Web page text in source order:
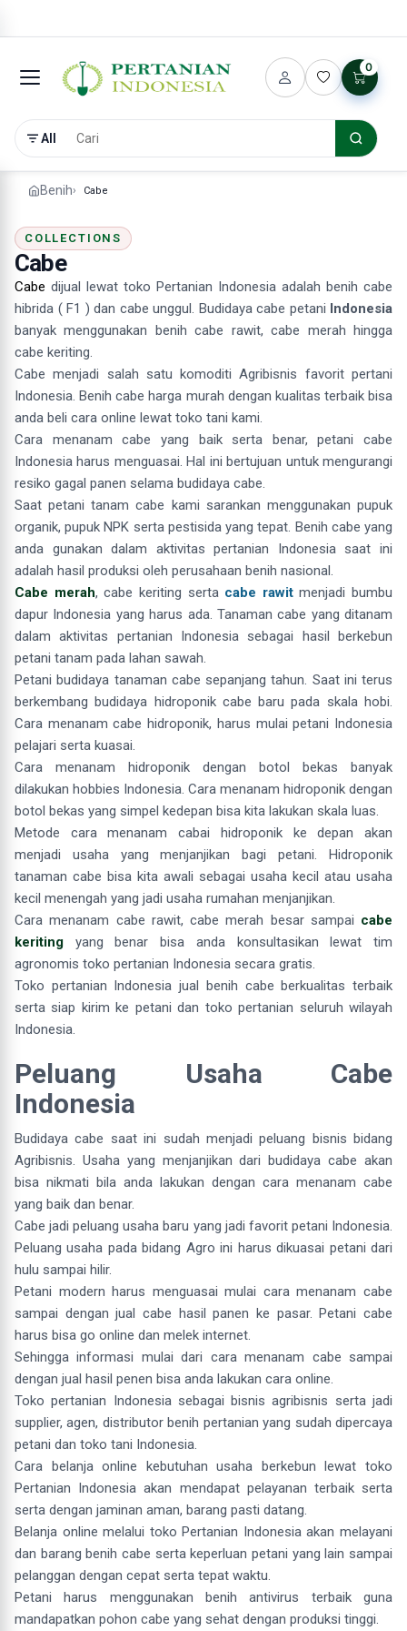
All
0
Benih Cabe
COLLECTIONS
Cabe
Cabe dijual lewat toko Pertanian Indonesia adalah benih cabe
hibrida ( F1 ) dan cabe unggul. Budidaya cabe petani Indonesia
banyak menggunakan benih cabe rawit, cabe merah hingga
cabe keriting.
Cabe menjadi salah satu komoditi Agribisnis favorit pertani
Indonesia. Benih cabe harga murah dengan kualitas terbaik bisa
anda beli cara online lewat toko tani kami.
Cara menanam cabe yang baik serta benar, petani cabe
Indonesia harus menguasai. Hal ini bertujuan untuk mengurangi
resiko gagal panen selama budidaya cabe.
Saat petani tanam cabe kami sarankan menggunakan pupuk
organik, pupuk NPK serta pestisida yang tepat. Benih cabe yang
anda gunakan dalam aktivitas pertanian Indonesia saat ini
adalah hasil produksi oleh perusahaan benih nasional.
Cabe merah, cabe keriting serta cabe rawitmenjadi bumbu
dapur Indonesia yang harus ada. Tanaman cabe yang ditanam
dalam aktivitas pertanian Indonesia sebagai hasil berkebun
petani tanam pada lahan sawah.
Petani budidaya tanaman cabe sepanjang tahun. Saat ini terus
berkembang budidaya hidroponik cabe baru pada skala hobi.
Cara menanam cabe hidroponik, harus mulai petani Indonesia
pelajari serta kuasai.
Cara menanam hidroponik dengan botol bekas banyak
dilakukan hobbies Indonesia. Cara menanam hidroponik dengan
botol bekas yang simpel kedepan bisa kita lakukan skala luas.
Metode cara menanam cabai hidroponik ke depan akan
menjadi usaha yang menjanjikan bagi petani. Hidroponik
tanaman cabe bisa kita awali sebagai usaha kecil atau usaha
kecil menengah yang jadi usaha rumahan menjanjikan.
Cara menanam cabe rawit, cabe merah besar sampai cabe
keriting yang benar bisa anda konsultasikan lewat tim
agronomis toko pertanian Indonesia secara gratis.
Toko pertanian Indonesia jual benih cabe berkualitas terbaik
serta siap kirim ke petani dan toko pertanian seluruh wilayah
Indonesia.
Peluang Usaha Cabe
Indonesia
Budidaya cabe saat ini sudah menjadi peluang bisnis bidang
Agribisnis. Usaha yang menjanjikan dari budidaya cabe akan
bisa nikmati bila anda lakukan dengan cara menanam cabe
yang baik dan benar.
Cabe jadi peluang usaha baru yang jadi favorit petani Indonesia.
Peluang usaha pada bidang Agro ini harus dikuasai petani dari
hulu sampai hilir.
Petani modern harus menguasai mulai cara menanam cabe
sampai dengan jual cabe hasil panen ke pasar. Petani cabe
harus bisa go online dan melek internet.
Sehingga informasi mulai dari cara menanam cabe sampai
dengan jual hasil penen bisa anda lakukan cara online.
Toko pertanian Indonesia sebagai bisnis agribisnis serta jadi
supplier, agen, distributor benih pertanian yang sudah dipercaya
petani dan toko tani Indonesia.
Cara belanja online kebutuhan usaha berkebun lewat toko
Pertanian Indonesia akan mendapat pelayanan terbaik serta
serta dengan jaminan aman, barang pasti datang.
Belanja online melalui toko Pertanian Indonesia akan melayani
dan barang benih cabe serta keperluan petani yang lain sampai
pelanggan dengan cepat serta tepat waktu.
Petani harus menggunakan benih antivirus terbaik guna
mandapatkan pohon cabe yang sehat dengan produksi tinggi.